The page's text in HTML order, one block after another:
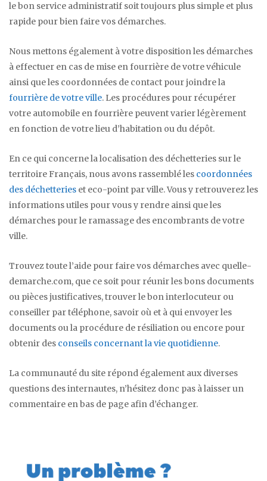
le bon service administratif soit toujours plus simple et plus
rapide pour bien faire vos démarches.
Nous mettons également à votre disposition les démarches
à effectuer en cas de mise en fourrière de votre véhicule
ainsi que les coordonnées de contact pour joindre la
fourrière de votre ville. Les procédures pour récupérer
votre automobile en fourrière peuvent varier légèrement
en fonction de votre lieu d’habitation ou du dépôt.
En ce qui concerne la localisation des déchetteries sur le
territoire Français, nous avons rassemblé les coordonnées
des déchetteries et eco-point par ville. Vous y retrouverez les
informations utiles pour vous y rendre ainsi que les
démarches pour le ramassage des encombrants de votre
ville.
Trouvez toute l’aide pour faire vos démarches avec quelle-
demarche.com, que ce soit pour réunir les bons documents
ou pièces justificatives, trouver le bon interlocuteur ou
conseiller par téléphone, savoir où et à qui envoyer les
documents ou la procédure de résiliation ou encore pour
obtenir des conseils concernant la vie quotidienne.
La communauté du site répond également aux diverses
questions des internautes, n’hésitez donc pas à laisser un
commentaire en bas de page afin d’échanger.